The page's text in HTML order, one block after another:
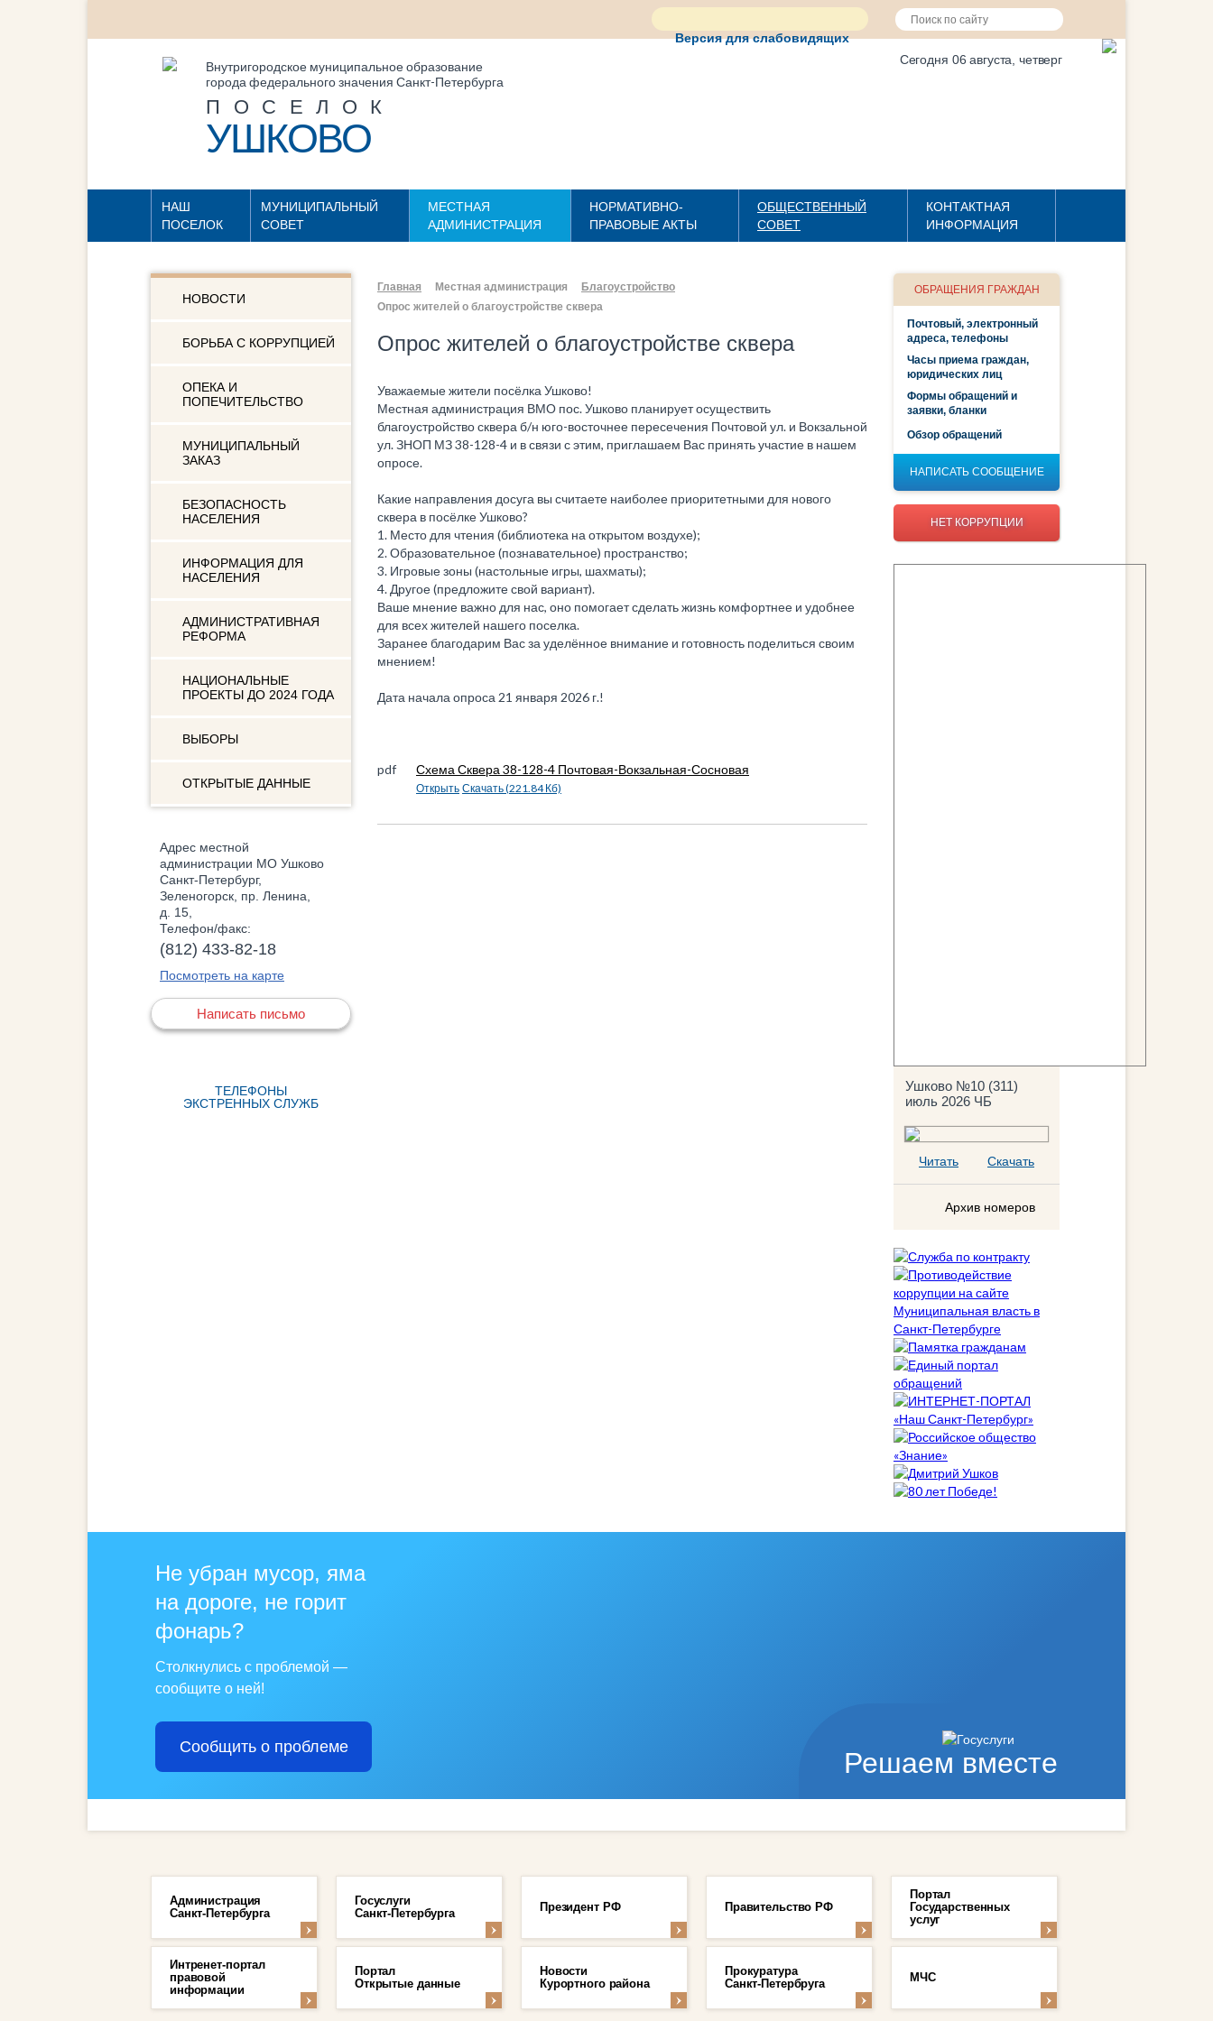
Версия для слабовидящих
Внутригородское муниципальное образование
города федерального значения Санкт-Петербурга
ПОСЕЛОК
УШКОВО
Сегодня 06 августа, четверг
НАШ
ПОСЕЛОК
МУНИЦИПАЛЬНЫЙ
СОВЕТ
МЕСТНАЯ
АДМИНИСТРАЦИЯ
НОРМАТИВНО-
ПРАВОВЫЕ АКТЫ
ОБЩЕСТВЕННЫЙ
СОВЕТ
КОНТАКТНАЯ
ИНФОРМАЦИЯ
НОВОСТИ
БОРЬБА С КОРРУПЦИЕЙ
ОПЕКА И
ПОПЕЧИТЕЛЬСТВО
МУНИЦИПАЛЬНЫЙ
ЗАКАЗ
БЕЗОПАСНОСТЬ
НАСЕЛЕНИЯ
ИНФОРМАЦИЯ ДЛЯ
НАСЕЛЕНИЯ
АДМИНИСТРАТИВНАЯ
РЕФОРМА
НАЦИОНАЛЬНЫЕ
ПРОЕКТЫ ДО 2024 ГОДА
ВЫБОРЫ
ОТКРЫТЫЕ ДАННЫЕ
Адрес местной
администрации МО Ушково
Санкт-Петербург,
Зеленогорск, пр. Ленина,
д. 15,
Телефон/факс:
(812) 433-82-18
Посмотреть на карте
Написать письмо
ТЕЛЕФОНЫ
ЭКСТРЕННЫХ СЛУЖБ
Главная Местная администрация
Благоустройство
Опрос жителей о благоустройстве сквера
Опрос жителей о благоустройстве сквера
Уважаемые жители посёлка Ушково!
Местная администрация ВМО пос. Ушково планирует осуществить
благоустройство сквера б/н юго-восточнее пересечения Почтовой ул. и Вокзальной
ул. ЗНОП МЗ 38-128-4 и в связи с этим, приглашаем Вас принять участие в нашем
опросе.
Какие направления досуга вы считаете наиболее приоритетными для нового
сквера в посёлке Ушково?
1. Место для чтения (библиотека на открытом воздухе);
2. Образовательное (познавательное) пространство;
3. Игровые зоны (настольные игры, шахматы);
4. Другое (предложите свой вариант).
Ваше мнение важно для нас, оно помогает сделать жизнь комфортнее и удобнее
для всех жителей нашего поселка.
Заранее благодарим Вас за уделённое внимание и готовность поделиться своим
мнением!
Дата начала опроса 21 января 2026 г.!
pdf Схема Сквера 38-128-4 Почтовая-Вокзальная-Сосновая
Открыть Скачать (221.84 Кб)
ОБРАЩЕНИЯ ГРАЖДАН
Почтовый, электронный
адреса, телефоны
Часы приема граждан,
юридических лиц
Формы обращений и
заявки, бланки
Обзор обращений
НАПИСАТЬ СООБЩЕНИЕ
НЕТ КОРРУПЦИИ
Ушково №10 (311)
июль 2026 ЧБ
Читать Скачать
Архив номеров
Решаем вместе
Не убран мусор, яма
на дороге, не горит
фонарь?
Столкнулись с проблемой —
сообщите о ней!
Сообщить о проблеме
Администрация
Санкт-Петербурга
Госуслуги
Санкт-Петербурга
Президент РФ Правительство РФ
Портал
Государственных
услуг
Интренет-портал
правовой
информации
Портал
Открытые данные
Новости
Курортного района
Прокуратура
Санкт-Петербруга
МЧС